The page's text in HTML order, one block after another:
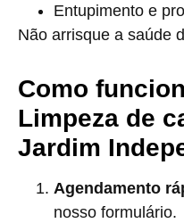
Entupimento e
Não arrisque a saúde
Como
Limpeza de
Jardim
Agendamento
nosso formulário.